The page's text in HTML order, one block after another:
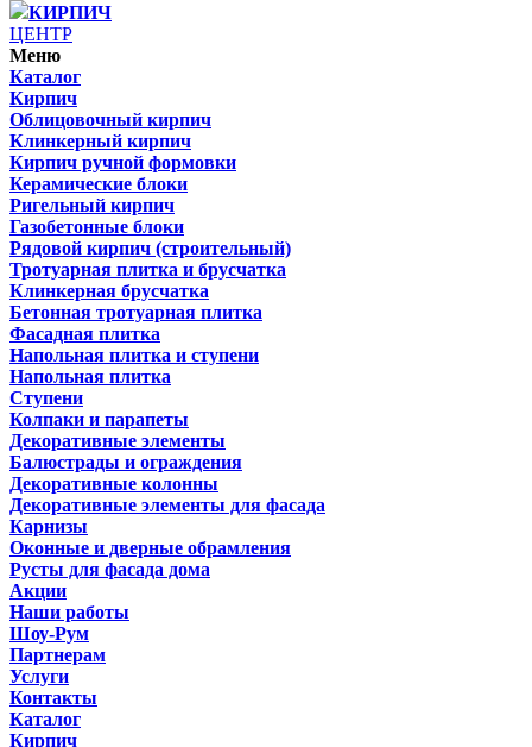
КИРПИЧ
ЦЕНТР
Меню
Каталог
Кирпич
Облицовочный кирпич
Клинкерный кирпич
Кирпич ручной формовки
Керамические блоки
Ригельный кирпич
Газобетонные блоки
Рядовой кирпич (строительный)
Тротуарная плитка и брусчатка
Клинкерная брусчатка
Бетонная тротуарная плитка
Фасадная плитка
Напольная плитка и ступени
Напольная плитка
Ступени
Колпаки и парапеты
Декоративные элементы
Балюстрады и ограждения
Декоративные колонны
Декоративные элементы для фасада
Карнизы
Оконные и дверные обрамления
Русты для фасада дома
Акции
Наши работы
Шоу-Рум
Партнерам
Услуги
Контакты
Каталог
Кирпич